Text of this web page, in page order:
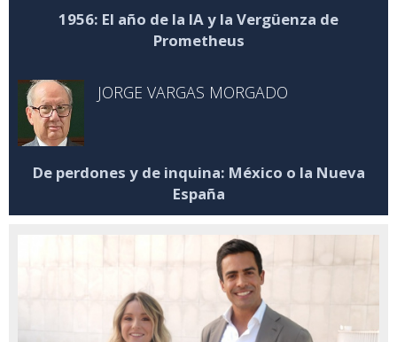
1956: El año de la IA y la Vergüenza de
Prometheus
JORGE VARGAS MORGADO
De perdones y de inquina: México o la Nueva
España